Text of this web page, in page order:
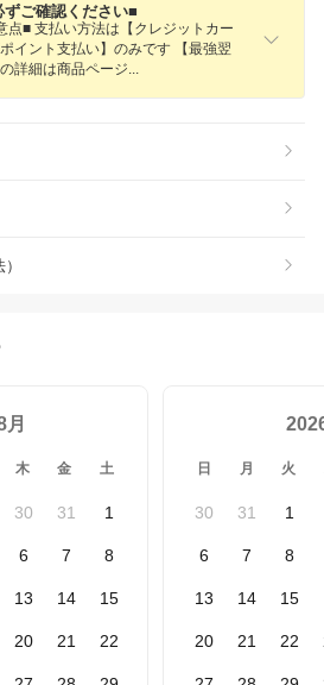
ご確認ください■
点■ 支払い方法は【クレジットカー
イント支払い】のみです 【最強翌
詳細は商品ページ
木 金 土
30 31 1
6 7 8
13 14 15
20 21 22
日 月 火
30 31 1
6 7 8
13 14 15
20 21 22